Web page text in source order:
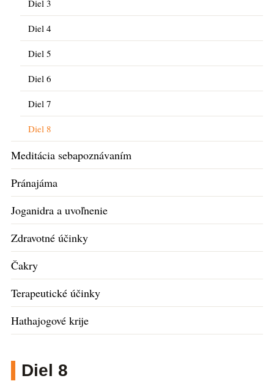
Diel 3
Diel 4
Diel 5
Diel 6
Diel 7
Diel 8
Meditácia sebapoznávaním
Pránajáma
Joganidra a uvoľnenie
Zdravotné účinky
Čakry
Terapeutické účinky
Hathajogové krije
Diel 8